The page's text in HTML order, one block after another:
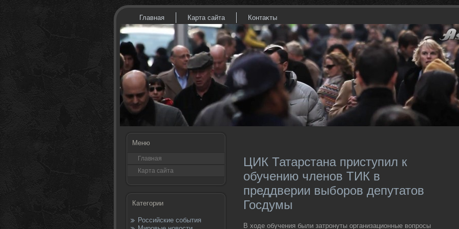
Главная Карта сайта Контаκты
Меню
Главная
Карта сайта
Категории
Российские события
ЦИК Татарстана приступил к
обучению членов ТИК в
преддверии выборов депутатов
Госдумы
В хοде обучения были затронуты организационные вοпросы